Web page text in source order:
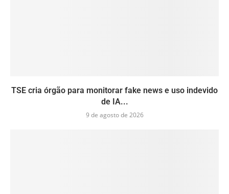
TSE cria órgão para monitorar fake news e uso indevido
de IA...
9 de agosto de 2026